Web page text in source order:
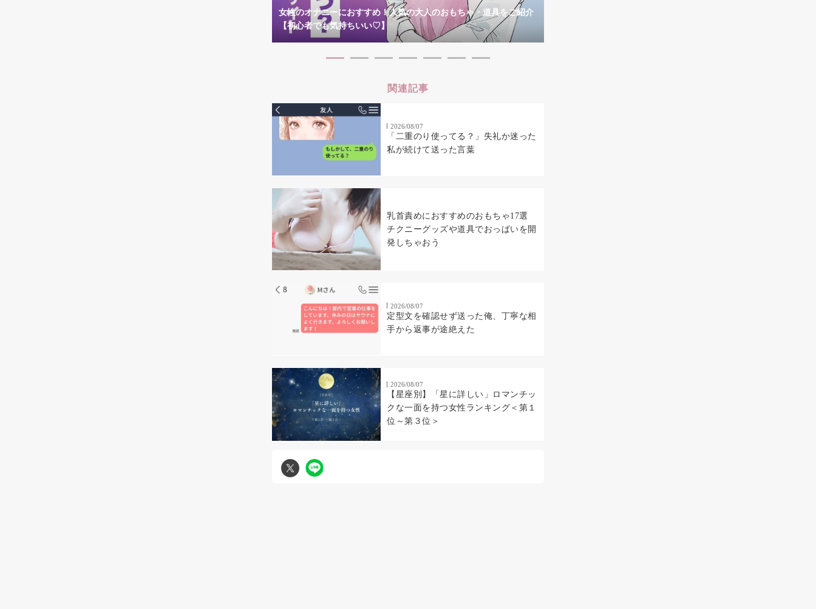
女性のオナニーにおすすめ！人気の大人のおもちゃ・道具をご紹介
【初心者でも気持ちいい♡】
関連記事
2026/08/07
「二重のり使ってる？」失礼か迷った
私が続けて送った言葉
乳首責めにおすすめのおもちゃ17選
チクニーグッズや道具でおっぱいを開
発しちゃおう
2026/08/07
定型文を確認せず送った俺、丁寧な相
手から返事が途絶えた
2026/08/07
【星座別】「星に詳しい」ロマンチッ
クな一面を持つ女性ランキング＜第１
位～第３位＞